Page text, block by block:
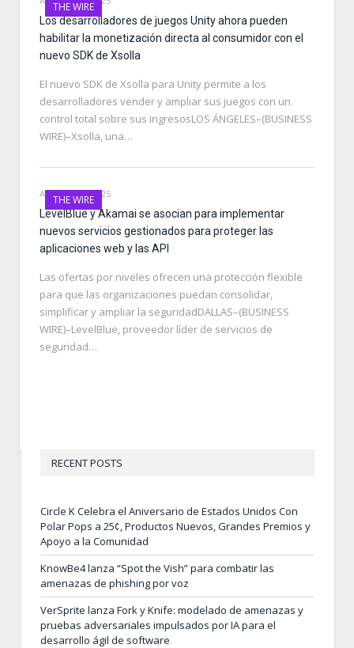
THE WIRE
Los desarrolladores de juegos Unity ahora pueden
habilitar la monetización directa al consumidor con el
nuevo SDK de Xsolla
El nuevo SDK de Xsolla para Unity permite a los
desarrolladores vender y ampliar sus juegos con un
control total sobre sus ingresosLOS ÁNGELES–(BUSINESS
WIRE)–Xsolla, una…
THE WIRE
AUGUST 13, 2025
LevelBlue y Akamai se asocian para implementar
nuevos servicios gestionados para proteger las
aplicaciones web y las API
Las ofertas por niveles ofrecen una protección flexible
para que las organizaciones puedan consolidar,
simplificar y ampliar la seguridadDALLAS–(BUSINESS
WIRE)–LevelBlue, proveedor líder de servicios de
seguridad…
RECENT POSTS
Circle K Celebra el Aniversario de Estados Unidos Con
Polar Pops a 25¢, Productos Nuevos, Grandes Premios y
Apoyo a la Comunidad
KnowBe4 lanza “Spot the Vish” para combatir las
amenazas de phishing por voz
VerSprite lanza Fork y Knife: modelado de amenazas y
pruebas adversariales impulsados por IA para el
desarrollo ágil de software